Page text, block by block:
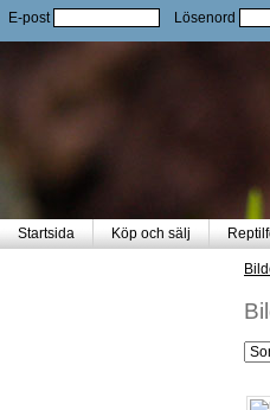
E-post Lösenord
Startsida Köp och sälj